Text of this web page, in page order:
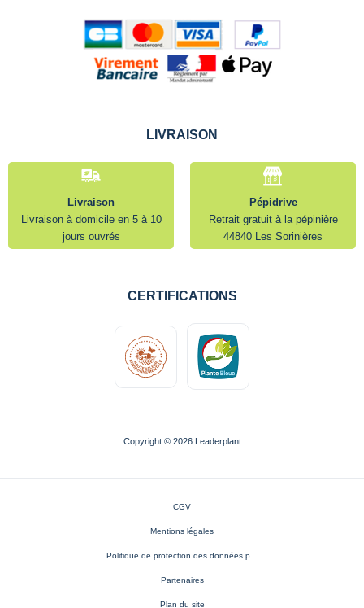
LIVRAISON
Livraison
Livraison à domicile en 5 à 10
jours ouvrés
Pépidrive
Retrait gratuit à la pépinière
44840 Les Sorinières
CERTIFICATIONS
Copyright © 2026 Leaderplant
CGV
Mentions légales
Politique de protection des données p...
Partenaires
Plan du site